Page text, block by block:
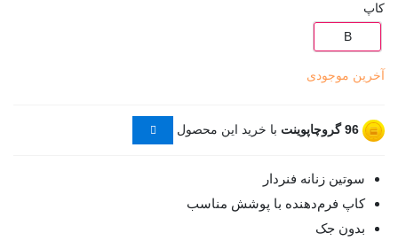
کاپ
B
آخرین موجودی
96گروچاپوینت با خرید این محصول
سوتین زنانه فنردار
کاپ فرم‌دهنده با پوشش مناسب
بدون جک